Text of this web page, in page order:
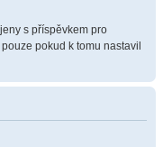
s příspěvkem pro
pokud k tomu nastavil